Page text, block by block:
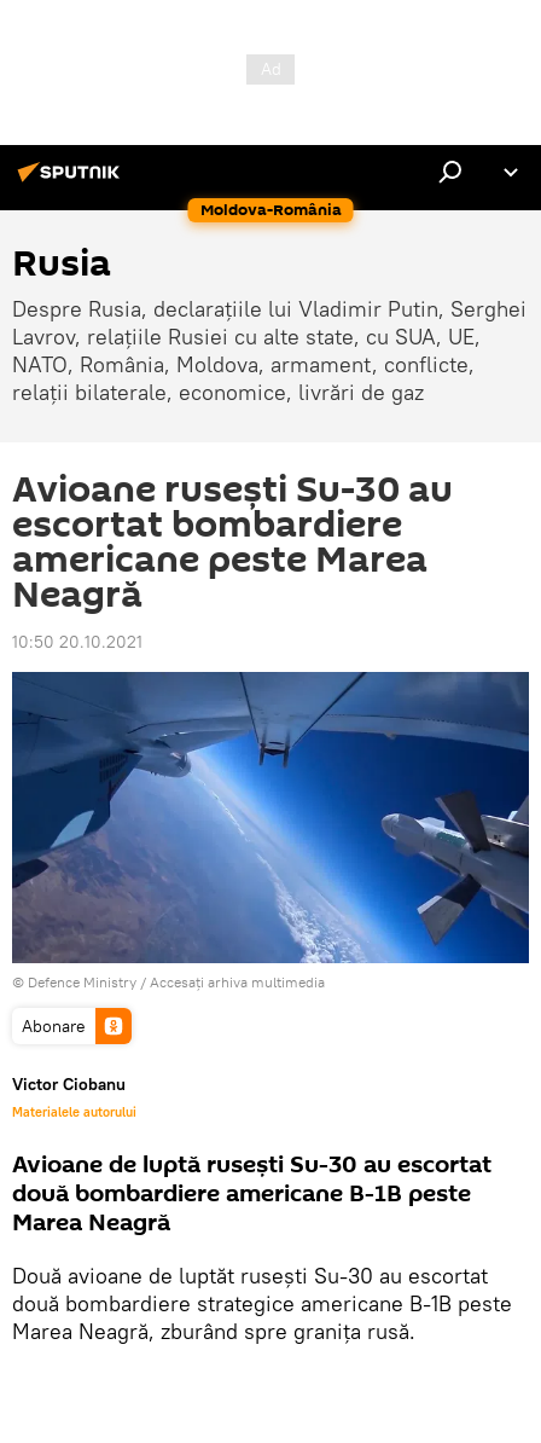
Moldova-România
Rusia
Despre Rusia, declarațiile lui Vladimir Putin, Serghei
Lavrov, relațiile Rusiei cu alte state, cu SUA, UE,
NATO, România, Moldova, armament, conflicte,
relații bilaterale, economice, livrări de gaz
Avioane rusești Su-30 au
escortat bombardiere
americane peste Marea
Neagră
10:50 20.10.2021
© Defence Ministry / Accesați arhiva multimedia
Abonare
Victor Ciobanu
Materialele autorului
Avioane de luptă rusești Su-30 au escortat
două bombardiere americane B-1B peste
Marea Neagră
Două avioane de luptăt rusești Su-30 au escortat
două bombardiere strategice americane B-1B peste
Marea Neagră, zburând spre granița rusă.